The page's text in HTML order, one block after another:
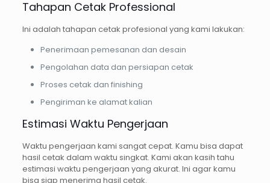
Tahapan Cetak Professional
Ini adalah tahapan cetak profesional yang kami lakukan:
Penerimaan pemesanan dan desain
Pengolahan data dan persiapan cetak
Proses cetak dan finishing
Pengiriman ke alamat kalian
Estimasi Waktu Pengerjaan
Waktu pengerjaan kami sangat cepat. Kamu bisa dapat
hasil cetak dalam waktu singkat. Kami akan kasih tahu
estimasi waktu pengerjaan yang akurat. Ini agar kamu
bisa siap menerima hasil cetak.